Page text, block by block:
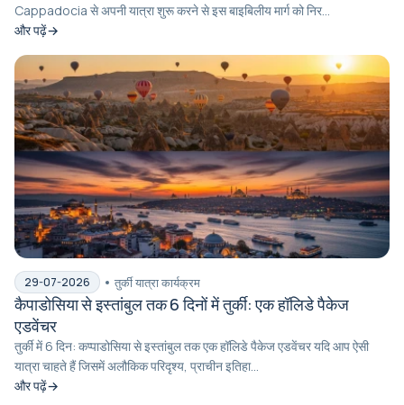
Cappadocia से अपनी यात्रा शुरू करने से इस बाइबिलीय मार्ग को निर...
और पढ़ें
29-07-2026 तुर्की यात्रा कार्यक्रम
कैपाडोसिया से इस्तांबुल तक 6 दिनों में तुर्की: एक हॉलिडे पैकेज
एडवेंचर
तुर्की में 6 दिन: कप्पाडोसिया से इस्तांबुल तक एक हॉलिडे पैकेज एडवेंचर यदि आप ऐसी
यात्रा चाहते हैं जिसमें अलौकिक परिदृश्य, प्राचीन इतिहा...
और पढ़ें